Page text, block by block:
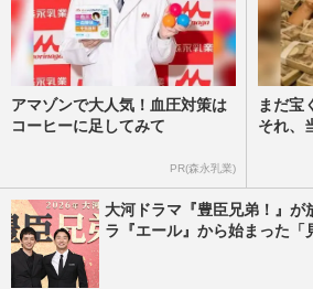
アマゾンで大人気！血圧対策は
コーヒーに足してみて
PR(森永乳業)
まだ宝
それ、
大河ドラマ『豊臣兄弟！』が
ラ『エール』から始まった「